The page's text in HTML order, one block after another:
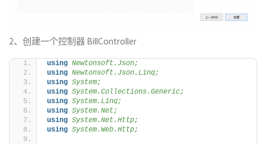
2、创建一个控制器 BillController
using Newtonsoft.Json;
using Newtonsoft.Json.Linq;
using System;
using System.Collections.Generic;
using System.Linq;
using System.Net;
using System.Net.Http;
using System.Web.Http;